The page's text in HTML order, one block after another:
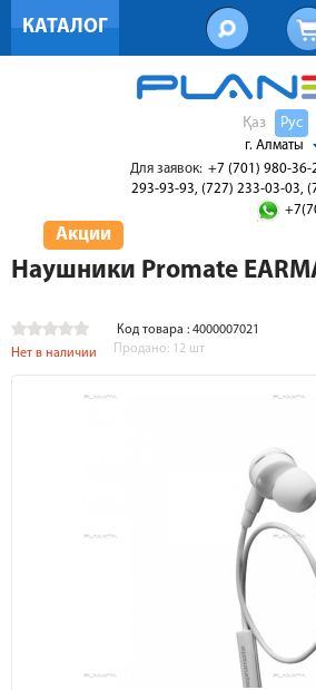
КАТАЛОГ
Қаз Рус
г. Алматы
Для заявок: +7 (701) 980-
293-93-93, (727) 233-03-03,
Акции
Наушники Promate
Код товара : 4000007021
Нет в наличии
Продано: 12 шт